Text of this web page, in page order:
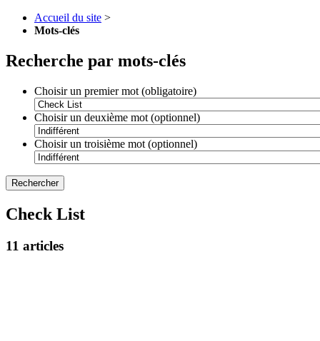
Accueil du site >
Mots-clés
Recherche par mots-clés
Choisir un premier mot (obligatoire)
Choisir un deuxième mot (optionnel)
Choisir un troisième mot (optionnel)
Check List
11 articles